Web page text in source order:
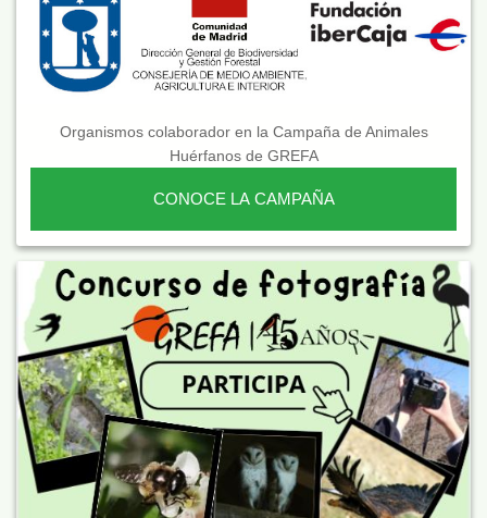
Organismos colaborador en la Campaña de Animales
Huérfanos de GREFA
CONOCE LA CAMPAÑA